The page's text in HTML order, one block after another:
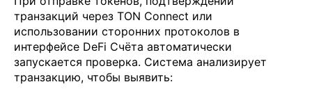
транзакций через TON Connect или
использовании сторонних протоколов в
интерфейсе DeFi Счёта автоматически
запускается проверка. Система анализирует
транзакцию, чтобы выявить: